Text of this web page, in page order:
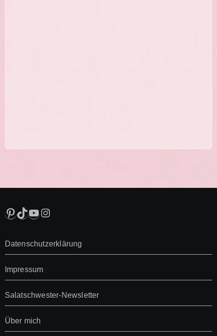
Pinterest
TikTok
YouTube
Instagram
Datenschutzerklärung
Impressum
Salatschwester-Newsletter
Über mich